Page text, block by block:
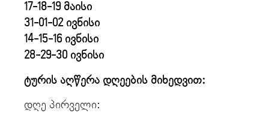
17-18-19 მაისი
31-01-02 ივნისი
14-15-16 ივნისი
28-29-30 ივნისი
ტურის აღწერა დღეების მიხედვით:
დღე პირველი: